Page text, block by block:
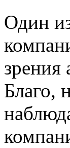
Один
зрения
Благо,